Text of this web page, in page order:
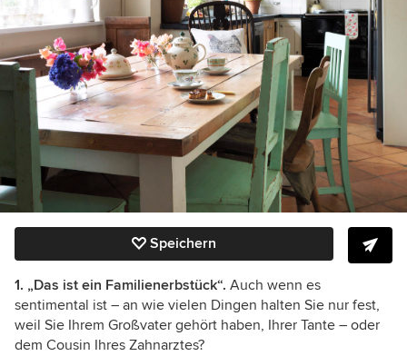
Speichern
1. „Das ist ein Familienerbstück“. Auch wenn es
sentimental ist – an wie vielen Dingen halten Sie nur fest,
weil Sie Ihrem Großvater gehört haben, Ihrer Tante – oder
dem Cousin Ihres Zahnarztes?